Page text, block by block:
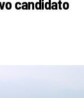
candidato